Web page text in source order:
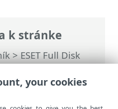
k stránke
>ESET Full Disk
ESET Full Disk
šifrovania>
your cookies